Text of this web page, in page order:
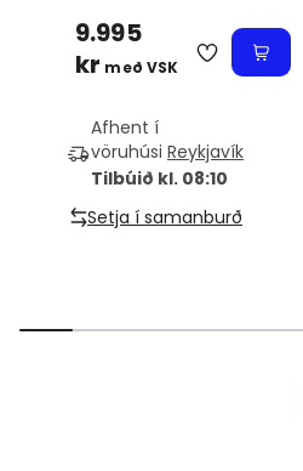
9.995
kr með VSK
Afhent í
vöruhúsi Reykjavík
Tilbúið kl. 08:10
Setja í samanburð